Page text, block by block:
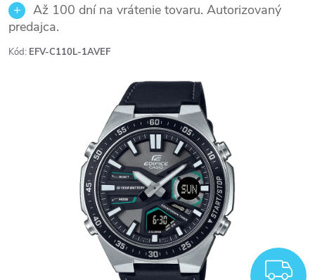
Až 100 dní na vrátenie tovaru. Autorizovaný
predajca.
Kód: EFV-C110L-1AVEF